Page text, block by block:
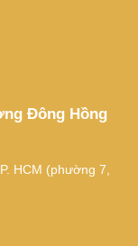
Đông Hồng
HCM (phường 7,